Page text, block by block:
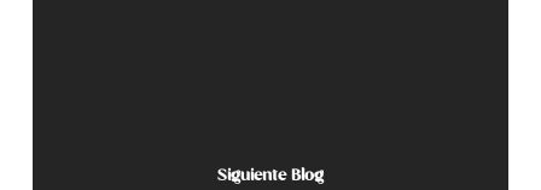
Siguiente Blog